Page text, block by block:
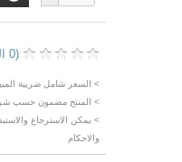
(0 التقييمات)
> السعر شامل ضريبة
> المنتج مضمون حسب
والاحكام